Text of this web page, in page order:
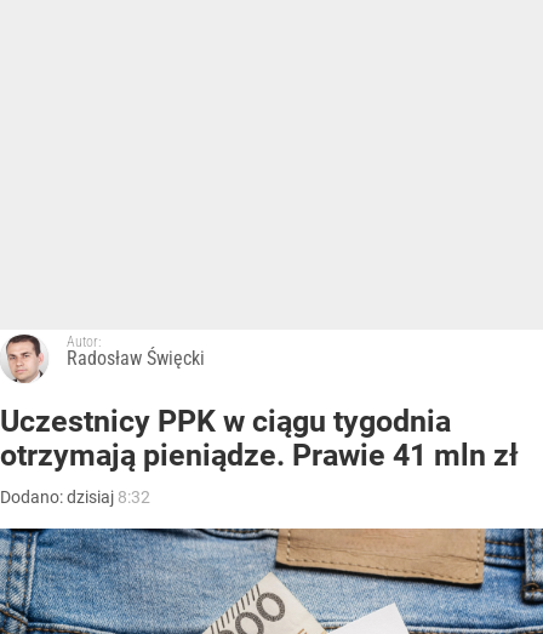
Autor:
Radosław Święcki
Uczestnicy PPK w ciągu tygodnia
otrzymają pieniądze. Prawie 41 mln zł
Dodano:dzisiaj 8:32